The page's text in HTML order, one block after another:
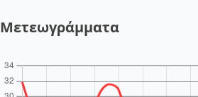
Μετεωγράμματα